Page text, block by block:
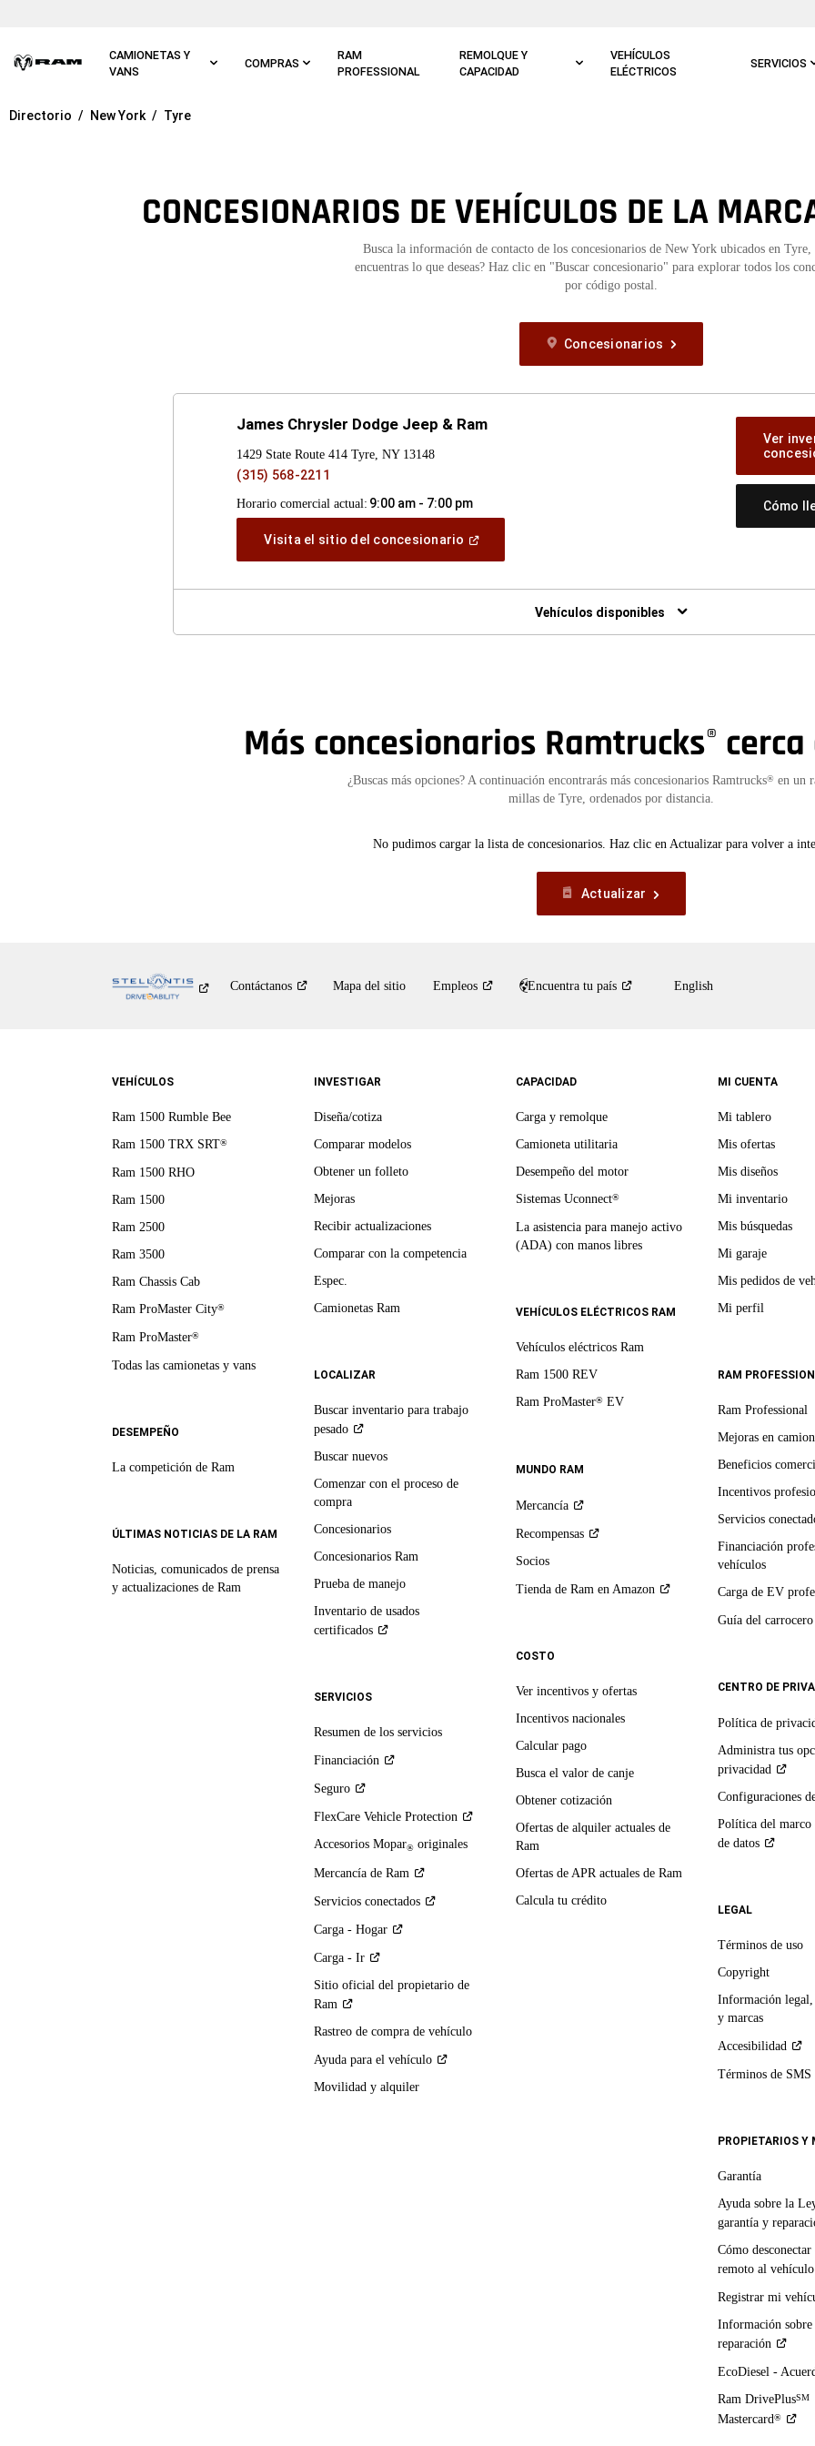
CAMIONETAS Y
VANS
COMPRAS
RAM
PROFESSIONAL
REMOLQUE Y
CAPACIDAD
VEHÍCULOS
ELÉCTRICOS
SERVICIOS
Ir a
Directorio New York Tyre
CONCESIONARIOS DE VEHÍCULOS DE LA
Busca la información de contacto de los concesionarios de New York ubicados en
encuentras lo que deseas? Haz clic en "Buscar concesionario" para explorar todos los
por código postal.
Concesionarios
James Chrysler Dodge Jeep & Ram
1429 State Route 414 Tyre, NY 13148
(315) 568-2211
Horario comercial actual: 9:00 am - 7:00 pm
Visita el sitio del concesionario (Abrir
Ver
Cómo
Vehículos disponibles
Más concesionarios Ramtrucks® cerca
¿Buscas más opciones? A continuación encontrarás más concesionarios Ramtrucks® en un
millas de Tyre, ordenados por distancia.
No pudimos cargar la lista de concesionarios. Haz clic en Actualizar para volver a
Actualizar
Contáctanos Mapa del sitio Empleos Encuentra tu país English
VEHÍCULOS
Ram 1500 Rumble Bee
Ram 1500 TRX SRT®
Ram 1500 RHO
Ram 1500
Ram 2500
Ram 3500
Ram Chassis Cab
Ram ProMaster City®
Ram ProMaster®
Todas las camionetas y vans
DESEMPEÑO
La competición de Ram
ÚLTIMAS NOTICIAS DE LA RAM
Noticias, comunicados de prensa
y actualizaciones de Ram
INVESTIGAR
Diseña/cotiza
Comparar modelos
Obtener un folleto
Mejoras
Recibir actualizaciones
Comparar con la competencia
Espec.
Camionetas Ram
LOCALIZAR
Buscar inventario para trabajo
pesado
Buscar nuevos
Comenzar con el proceso de
compra
Concesionarios
Concesionarios Ram
Prueba de manejo
Inventario de usados
certificados
SERVICIOS
Resumen de los servicios
Financiación
Seguro
FlexCare Vehicle Protection
Accesorios Mopar®originales
Mercancía de Ram
Servicios conectados
Carga - Hogar
Carga - Ir
Sitio oficial del propietario de
Ram
Rastreo de compra de vehículo
Ayuda para el vehículo
Movilidad y alquiler
CAPACIDAD
Carga y remolque
Camioneta utilitaria
Desempeño del motor
Sistemas Uconnect®
La asistencia para manejo activo
(ADA) con manos libres
VEHÍCULOS ELÉCTRICOS RAM
Vehículos eléctricos Ram
Ram 1500 REV
Ram ProMaster®EV
MUNDO RAM
Mercancía
Recompensas
Socios
Tienda de Ram en Amazon
COSTO
Ver incentivos y ofertas
Incentivos nacionales
Calcular pago
Busca el valor de canje
Obtener cotización
Ofertas de alquiler actuales de
Ram
Ofertas de APR actuales de Ram
Calcula tu crédito
MI CUENTA
Mi tablero
Mis ofertas
Mis diseños
Mi inventario
Mis búsquedas
Mi garaje
Mis pedidos de
Mi perfil
RAM
Ram Professional
Mejoras en
Beneficios
Incentivos
Servicios
Financiación
vehículos
Carga de EV
Guía delcarrocero
CENTRO DE
Política de
Administra tus
privacidad
Configuraciones
Política del marco
dedatos
LEGAL
Términos de uso
Copyright
Información legal,
y marcas
Accesibilidad
Términos de SMS
PROPIETARIOS Y
Garantía
Ayuda sobre la
garantía y
Cómo desconectar
remoto alvehículo
Registrar mi
Información sobre
reparación
EcoDiesel -
Ram DrivePlusSM
Mastercard®